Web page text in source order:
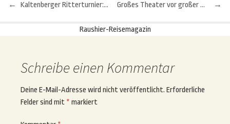
Beitragsnavigation
← Kaltenberger Ritterturnier: Wo Lanzen splittern und Bier noch Met heißt →
Großes Theater vor großer Kulisse
Raushier-Reisemagazin
Schreibe einen Kommentar
Deine E-Mail-Adresse wird nicht veröffentlicht. Erforderliche
Felder sind mit * markiert